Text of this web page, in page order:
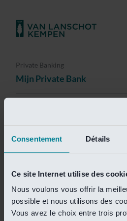
Consentement Détails
Ce site Internet utilise des
Nous voulons vous offrir la
possible et nous utilisons des
Vous avez le choix entre trois
Private Banking
Mijn Private Bank
Helaas is deze